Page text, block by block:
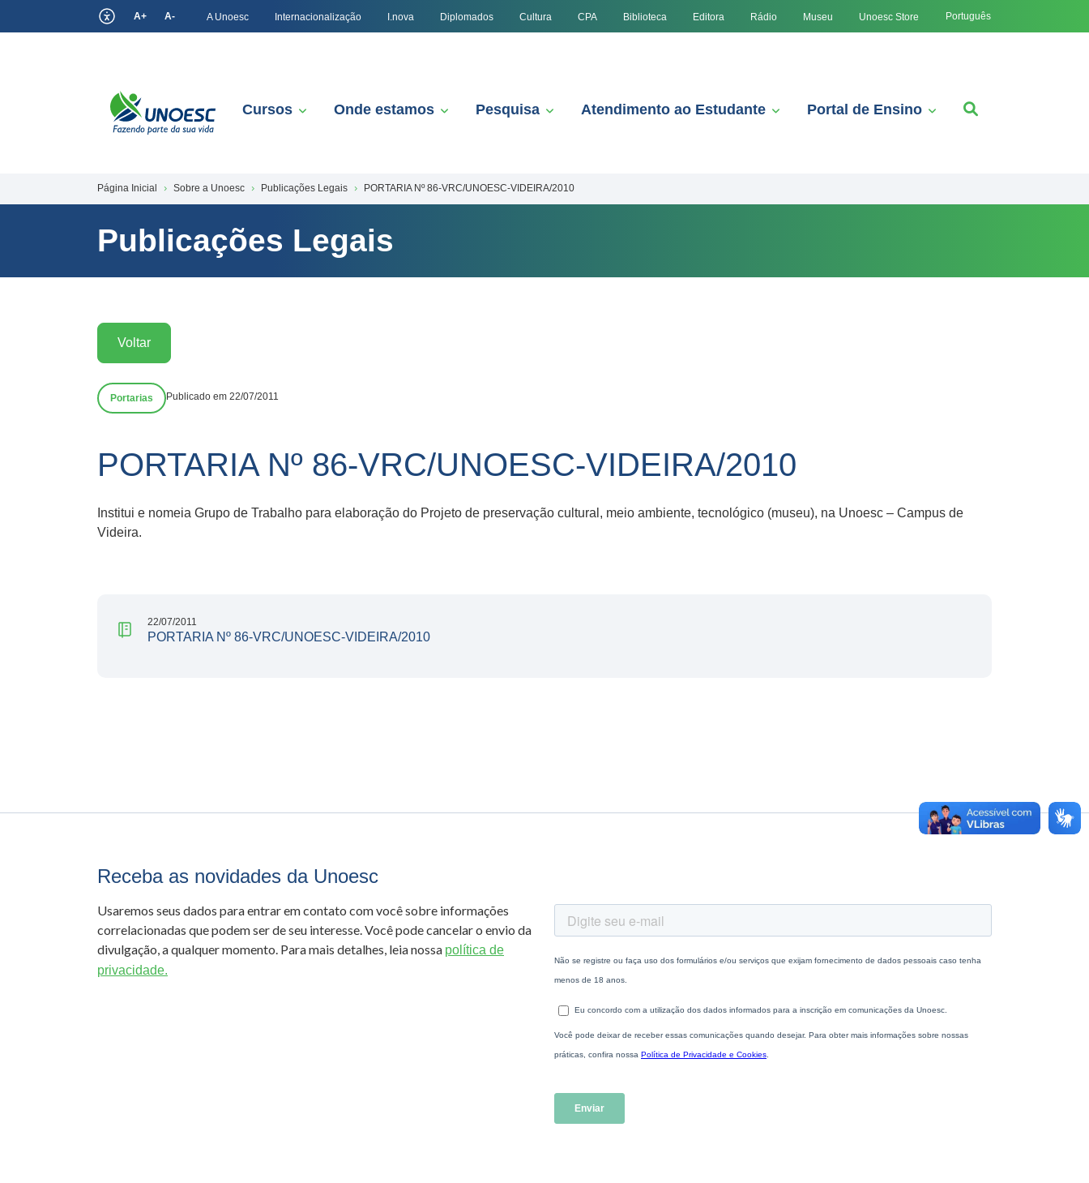
A+ A- A Unoesc Internacionalização I.nova Diplomados Cultura CPA Biblioteca Editora Rádio Museu Unoesc Store Português
Cursos Onde estamos Pesquisa Atendimento ao Estudante Portal de Ensino
Página Inicial Sobre a Unoesc Publicações Legais PORTARIA Nº 86-VRC/UNOESC-VIDEIRA/2010
Publicações Legais
Voltar
Portarias Publicado em 22/07/2011
PORTARIA Nº 86-VRC/UNOESC-VIDEIRA/2010
Institui e nomeia Grupo de Trabalho para elaboração do Projeto de preservação cultural, meio ambiente, tecnológico (museu), na Unoesc – Campus de
Videira.
22/07/2011
PORTARIA Nº 86-VRC/UNOESC-VIDEIRA/2010
Receba as novidades da Unoesc
Usaremos seus dados para entrar em contato com você sobre informações
correlacionadas que podem ser de seu interesse. Você pode cancelar o envio da
divulgação, a qualquer momento. Para mais detalhes, leia nossa política de
privacidade.